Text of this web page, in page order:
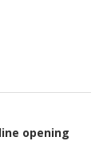
opening